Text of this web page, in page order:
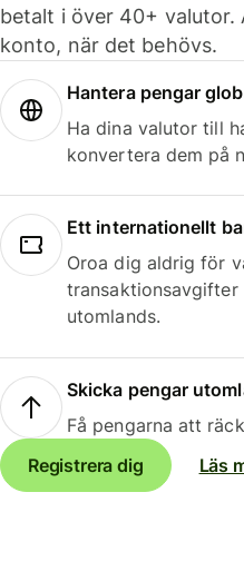
betalt i över 40+ valutor.
konto, när det behövs.
Hantera pengar
Ha dina valutor till
konvertera dem på
Ett internationellt
Oroa dig aldrig för
transaktionsavgifter
utomlands.
Skicka pengar
Få pengarna att
Registrera dig
Läs